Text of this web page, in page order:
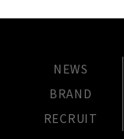
NEWS
BRAND
RECRUIT